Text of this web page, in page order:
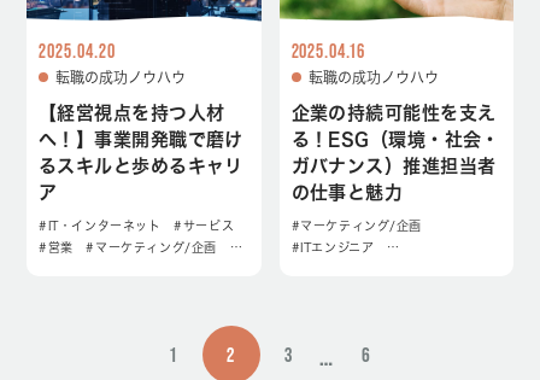
2025.04.20
転職の成功ノウハウ
【経営視点を持つ人材
へ！】事業開発職で磨け
るスキルと歩めるキャリ
ア
#IT・インターネット
#サービス
#営業
#マーケティング/企画 …
2025.04.16
転職の成功ノウハウ
企業の持続可能性を支え
る！ESG（環境・社会・
ガバナンス）推進担当者
の仕事と魅力
#マーケティング/企画
#ITエンジニア
…
1 2 3 … 6